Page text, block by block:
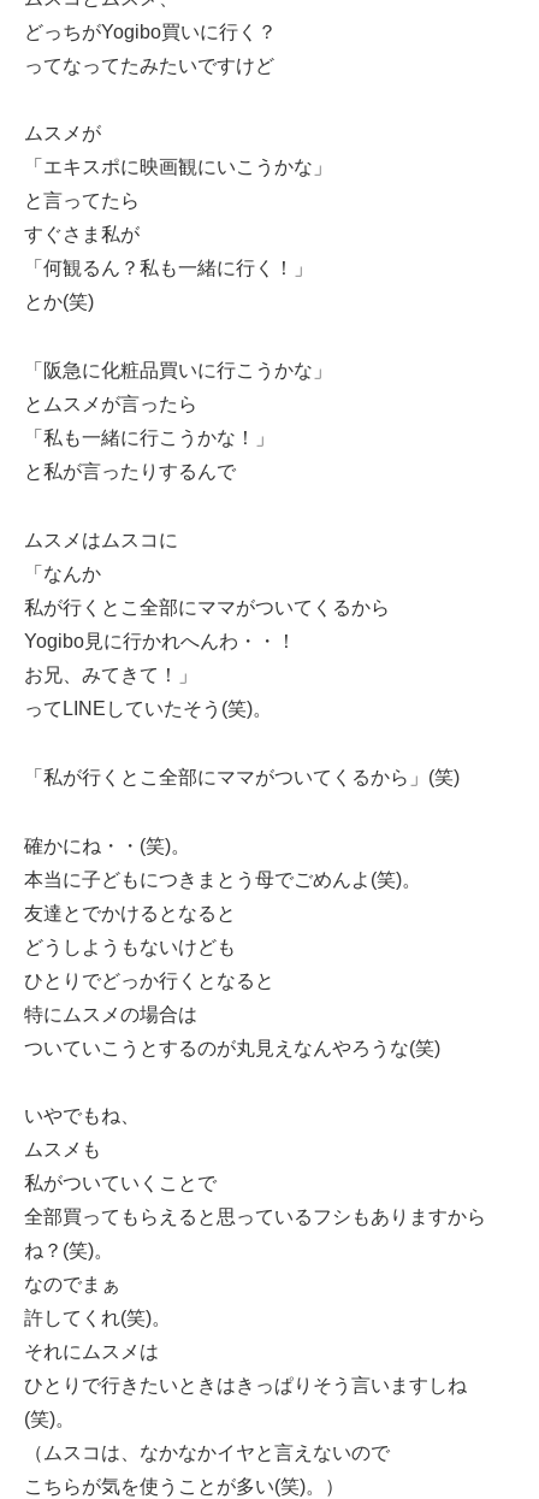
どっちがYogibo買いに行く？
ってなってたみたいですけど
ムスメが
「エキスポに映画観にいこうかな」
と言ってたら
すぐさま私が
「何観るん？私も一緒に行く！」
とか(笑)
「阪急に化粧品買いに行こうかな」
とムスメが言ったら
「私も一緒に行こうかな！」
と私が言ったりするんで
ムスメはムスコに
「なんか
私が行くとこ全部にママがついてくるから
Yogibo見に行かれへんわ・・！
お兄、みてきて！」
ってLINEしていたそう(笑)。
「私が行くとこ全部にママがついてくるから」(笑)
確かにね・・(笑)。
本当に子どもにつきまとう母でごめんよ(笑)。
友達とでかけるとなると
どうしようもないけども
ひとりでどっか行くとなると
特にムスメの場合は
ついていこうとするのが丸見えなんやろうな(笑)
いやでもね、
ムスメも
私がついていくことで
全部買ってもらえると思っているフシもありますから
ね？(笑)。
なのでまぁ
許してくれ(笑)。
それにムスメは
ひとりで行きたいときはきっぱりそう言いますしね
(笑)。
（ムスコは、なかなかイヤと言えないので
こちらが気を使うことが多い(笑)。）